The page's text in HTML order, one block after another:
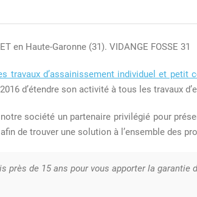
en Haute-Garonne (31). VIDANGE FOSSE 31
travaux d’assainissement individuel et petit
d’étendre son activité à tous les travaux
société un partenaire privilégié pour
de trouver une solution à l’ensemble des
de 15 ans pour vous apporter la garantie